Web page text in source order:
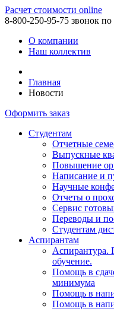
Расчет стоимости online
8-800-250-95-75 звонок
О компании
Наш коллектив
Главная
Новости
Оформить заказ
Студентам
Отчетные
Выпускные
Повышение
Написание и
Научные
Отчеты о
Сервис
Переводы и
Студентам
Аспирантам
Аспирантура.
обучение.
Помощь в
минимума
Помощь в
Помощь в